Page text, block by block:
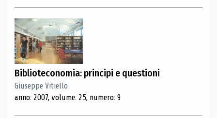
Biblioteconomia: principi e questioni
Giuseppe Vitiello
anno: 2007, volume: 25, numero: 9